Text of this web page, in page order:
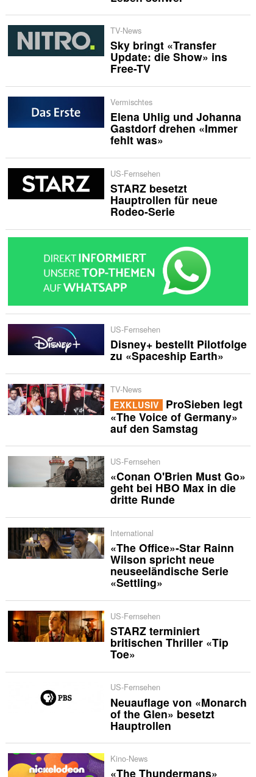
TV-News
Sky bringt «Transfer
Update: die Show» ins
Free-TV
Vermischtes
Elena Uhlig und Johanna
Gastdorf drehen «Immer
fehlt was»
US-Fernsehen
STARZ besetzt
Hauptrollen für neue
Rodeo-Serie
US-Fernsehen
Disney+ bestellt Pilotfolge
zu «Spaceship Earth»
TV-News
EXKLUSIV ProSieben legt
«The Voice of Germany»
auf den Samstag
US-Fernsehen
«Conan O'Brien Must Go»
geht bei HBO Max in die
dritte Runde
International
«The Office»-Star Rainn
Wilson spricht neue
neuseeländische Serie
«Settling»
US-Fernsehen
STARZ terminiert
britischen Thriller «Tip
Toe»
US-Fernsehen
Neuauflage von «Monarch
of the Glen» besetzt
Hauptrollen
Kino-News
«The Thundermans»